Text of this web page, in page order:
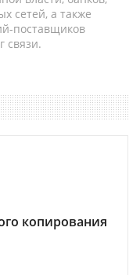
сетей, а также
поставщиков
связи.
копирования